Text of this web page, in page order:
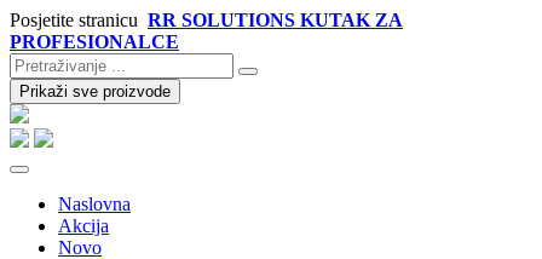
Posjetite stranicu RR SOLUTIONS KUTAK ZA
PROFESIONALCE
Prikaži sve proizvode
Naslovna
Akcija
Novo